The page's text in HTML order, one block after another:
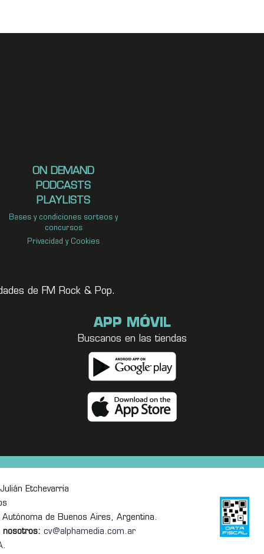
ON DEMAND
PODCASTS
PLAYLISTS
Bases y condiciones sorteos y
concursos
Privacidad y Cookies
de FM Rock & Pop.
APP MÓVIL
Buscanos en las tiendas
Julián Etchevarria
de Buenos Aires, Argentina.
nosotros: cv@alphamedia.com.ar